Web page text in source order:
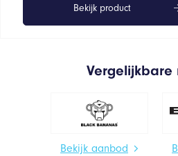
Bekijk product
Vergelijkbare
Bekijk aanbod